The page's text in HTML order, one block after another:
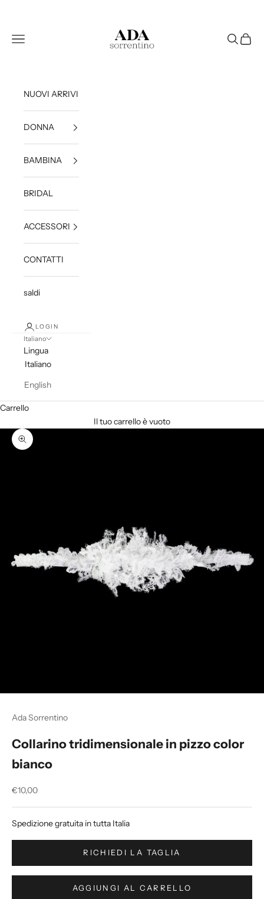
Apri il menu di navigazione Mostra il
NUOVI ARRIVI
DONNA
BAMBINA
BRIDAL
ACCESSORI
CONTATTI
saldi
LOGIN
Italiano
Lingua
Italiano
English
Carrello
Il tuo carrello è vuoto
Ingrandisci immagine
Ada Sorrentino
Collarino tridimensionale in pizzo color
bianco
Prezzo scontato
€10,00
Spedizione gratuita in tutta Italia
RICHIEDI LA TAGLIA
AGGIUNGI AL CARRELLO